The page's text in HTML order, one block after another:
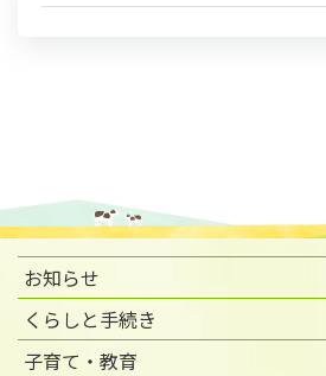
お知らせ
くらしと手続き
子育て・教育